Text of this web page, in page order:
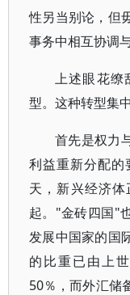
性另当别论，但
事务中相互协调
上述眼花缭
型。这种转型集
首先是权力
利益重新分配
天，新兴经济
起。"金砖四国"
发展中国家的国
的比重已由上
50％，而外汇储